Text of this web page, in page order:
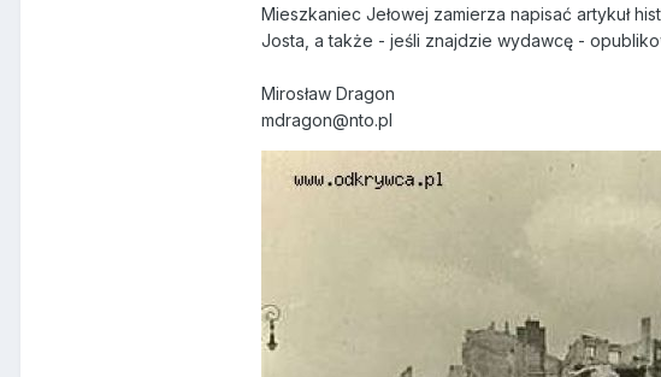
Mieszkaniec Jełowej zamierza napisać artykuł
Josta, a także - jeśli znajdzie wydawcę -
Mirosław Dragon
mdragon@nto.pl